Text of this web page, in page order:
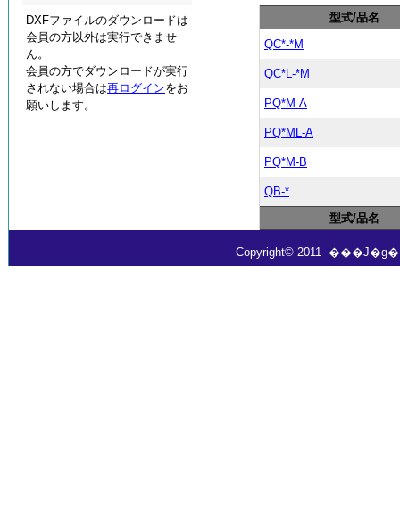
型式/品名
型式/品名
QC*-*M
QC*L-*M
PQ*M-A
PQ*ML-A
PQ*M-B
QB-*
DXFファイルのダウンロードは
会員の方以外は実行できませ
ん。
会員の方でダウンロードが実行
されない場合は再ログインをお
願いします。
Copyright© 2011-